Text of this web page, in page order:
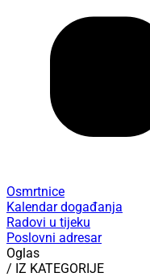
Osmrtnice
Kalendar događanja
Radovi u tijeku
Poslovni adresar
Oglas
/ IZ KATEGORIJE